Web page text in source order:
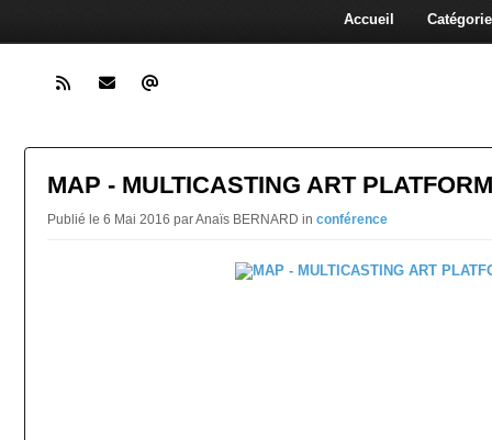
Accueil
MAP - MULTICASTING ART PLATFORM
Publié le 6 Mai 2016 par Anaïs BERNARD in conférence